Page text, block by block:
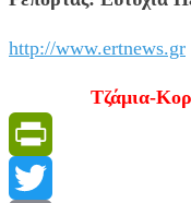
http://www.ertnews.gr
Τζάμια-Κορνίζες-
PrintFriendly